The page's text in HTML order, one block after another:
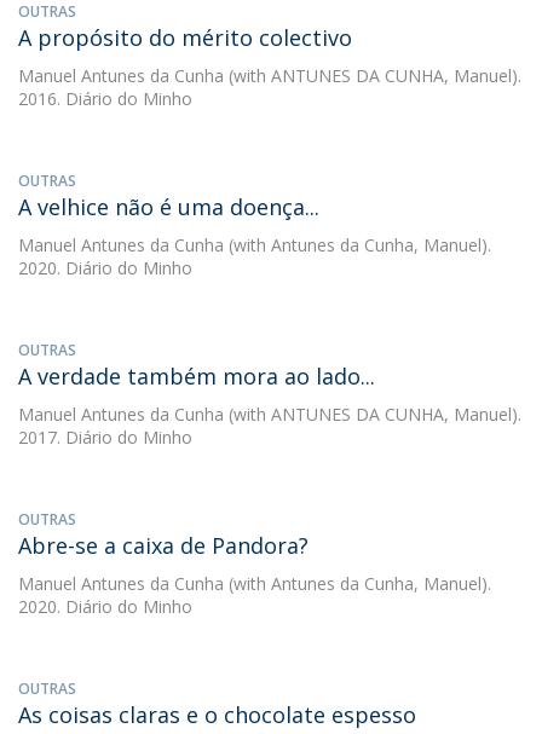
OUTRAS
A propósito do mérito colectivo
Manuel Antunes da Cunha (with ANTUNES DA CUNHA, Manuel).
2016. Diário do Minho
OUTRAS
A velhice não é uma doença...
Manuel Antunes da Cunha (with Antunes da Cunha, Manuel).
2020. Diário do Minho
OUTRAS
A verdade também mora ao lado...
Manuel Antunes da Cunha (with ANTUNES DA CUNHA, Manuel).
2017. Diário do Minho
OUTRAS
Abre-se a caixa de Pandora?
Manuel Antunes da Cunha (with Antunes da Cunha, Manuel).
2020. Diário do Minho
OUTRAS
As coisas claras e o chocolate espesso